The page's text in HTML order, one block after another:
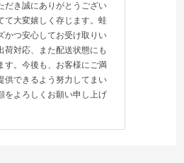
だき誠にありがとうござい
て大変嬉しく存じます。蛙
かつ安心してお受け取りい
荷対応、また配送状態にも
す。今後も、お客様にご満
供できるよう努力してまい
をよろしくお願い申し上げ